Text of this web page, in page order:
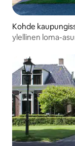
Kohde
ylellinen loma-